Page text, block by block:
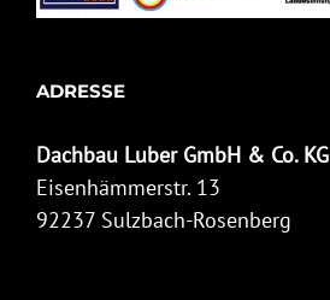
ADRESSE
Dachbau Luber GmbH & Co. KG
Eisenhämmerstr. 13
92237 Sulzbach-Rosenberg